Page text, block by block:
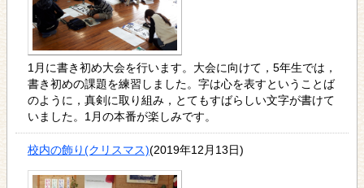
1月に書き初め大会を行います。大会に向けて，5年生では，
書き初めの課題を練習しました。字は心を表すということば
のように，真剣に取り組み，とてもすばらしい文字が書けて
いました。1月の本番が楽しみです。
校内の飾り(クリスマス)(2019年12月13日)